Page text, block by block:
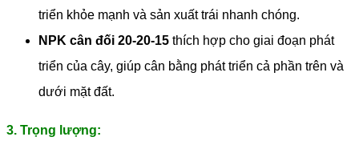
triển khỏe mạnh và sản xuất trái nhanh chóng.
NPK cân đối 20-20-15 thích hợp cho giai đoạn phát
triển của cây, giúp cân bằng phát triển cả phần trên và
dưới mặt đất.
3. Trọng lượng: